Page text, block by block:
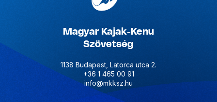
Magyar Kajak-Kenu
Szövetség
1138 Budapest, Latorca utca 2.
+36 1 465 00 91
info@mkksz.hu